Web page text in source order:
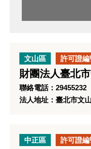
文山區 許可證編
財團法人臺北
聯絡電話：29455232
法人地址：臺北市文
中正區 許可證編